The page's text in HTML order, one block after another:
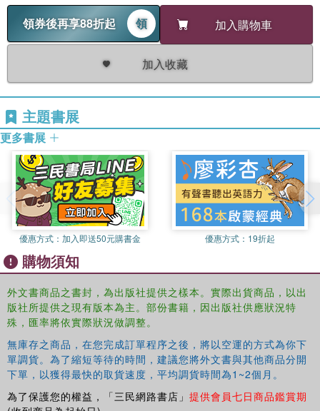
領券後再享88折起 領 加入購物車
加入收藏
主題書展
更多書展
優惠方式： 加入即送50元購書金 優惠方式： 19折起
購物須知
外文書商品之書封，為出版社提供之樣本。實際出貨商品，以出
版社所提供之現有版本為主。部份書籍，因出版社供應狀況特
殊，匯率將依實際狀況做調整。
無庫存之商品，在您完成訂單程序之後，將以空運的方式為你下
單調貨。為了縮短等待的時間，建議您將外文書與其他商品分開
下單，以獲得最快的取貨速度，平均調貨時間為1~2個月。
為了保護您的權益，「三民網路書店」 提供會員七日商品鑑賞期